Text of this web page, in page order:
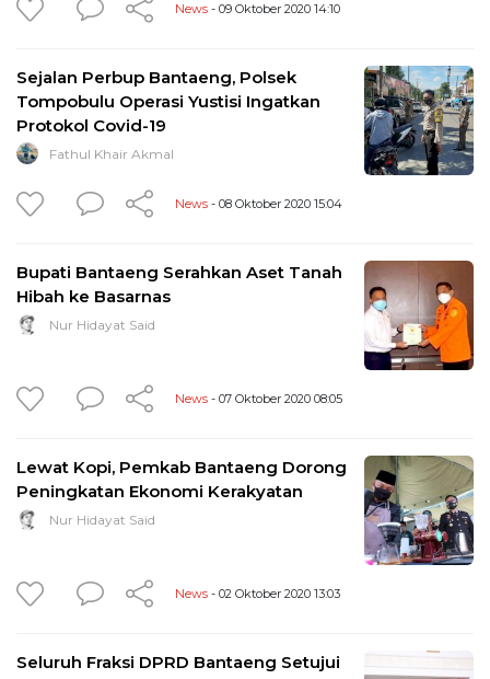
News - 09 Oktober 2020 14:10
Sejalan Perbup Bantaeng, Polsek
Tompobulu Operasi Yustisi Ingatkan
Protokol Covid-19
Fathul Khair Akmal
News - 08 Oktober 2020 15:04
Bupati Bantaeng Serahkan Aset Tanah
Hibah ke Basarnas
Nur Hidayat Said
News - 07 Oktober 2020 08:05
Lewat Kopi, Pemkab Bantaeng Dorong
Peningkatan Ekonomi Kerakyatan
Nur Hidayat Said
News - 02 Oktober 2020 13:03
Seluruh Fraksi DPRD Bantaeng Setujui